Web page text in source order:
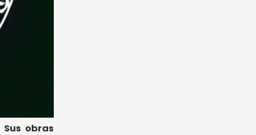
Sus obras